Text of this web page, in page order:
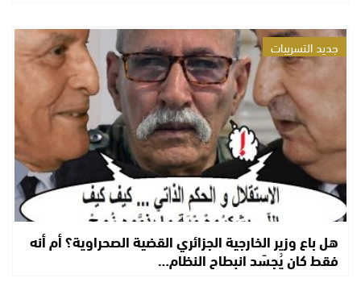
جديد التسريبات
هل باع وزير الخارجية الجزائري القضية الصحراوية؟ أم أنه
فقط كان يُجسّد انبطاح النظام…